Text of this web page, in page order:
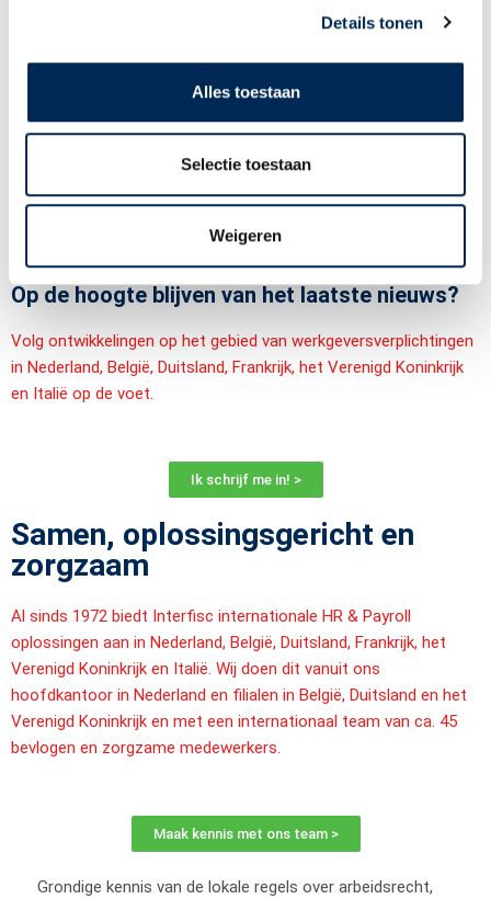
Details tonen
Alles toestaan
Selectie toestaan
Weigeren
Gert-Jan Haarman,
Op de hoogte blijven van het laatste nieuws?
Volg ontwikkelingen op het gebied van werkgeversverplichtingen
in Nederland, België, Duitsland, Frankrijk, het Verenigd Koninkrijk
en Italië op de voet.
Ik schrijf me in! >
Samen, oplossingsgericht en
zorgzaam
Al sinds 1972 biedt Interfisc internationale HR & Payroll
oplossingen aan in Nederland, België, Duitsland, Frankrijk, het
Verenigd Koninkrijk en Italië. Wij doen dit vanuit ons
hoofdkantoor in Nederland en filialen in België, Duitsland en het
Verenigd Koninkrijk en met een internationaal team van ca. 45
bevlogen en zorgzame medewerkers.
Maak kennis met ons team >
Grondige kennis van de lokale regels over arbeidsrecht,